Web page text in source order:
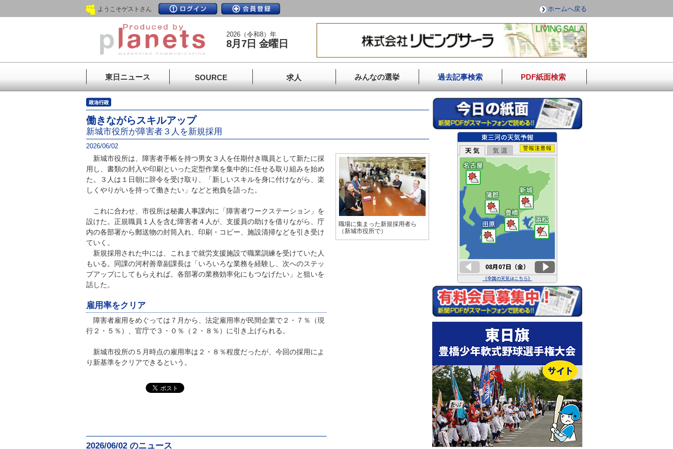
ようこそゲストさん ホームへ戻る
2026（令和8）年
8月7日 金曜日
東日ニュース SOURCE 求人 みんなの選挙 過去記事検索 PDF紙面検索
働きながらスキルアップ
新城市役所が障害者３人を新規採用
2026/06/02
新城市役所は、障害者手帳を持つ男女３人を任期付き職員として新たに採
用し、書類の封入や印刷といった定型作業を集中的に任せる取り組みを始め
た。３人は１日朝に辞令を受け取り、「新しいスキルを身に付けながら、楽
しくやりがいを持って働きたい」などと抱負を語った。
これに合わせ、市役所は秘書人事課内に「障害者ワークステーション」を
設けた。正規職員１人を含む障害者４人が、支援員の助けを借りながら、庁
内の各部署から郵送物の封筒入れ、印刷・コピー、施設清掃などを引き受け
ていく。
新規採用された中には、これまで就労支援施設で職業訓練を受けていた人
もいる。同課の河村善章副課長は「いろいろな業務を経験し、次へのステッ
プアップにしてもらえれば。各部署の業務効率化にもつなげたい」と狙いを
話した。
雇用率をクリア
障害者雇用をめぐっては７月から、法定雇用率が民間企業で２・７％（現
行２・５％）、官庁で３・０％（２・８％）に引き上げられる。
新城市役所の５月時点の雇用率は２・８％程度だったが、今回の採用によ
り新基準をクリアできるという。
2026/06/02 のニュース
職場に集まった新規採用者ら
（新城市役所で）